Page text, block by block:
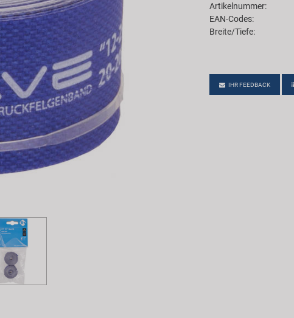
Artikelnummer:
EAN-Codes:
Breite/Tiefe:
IHR FEEDBACK